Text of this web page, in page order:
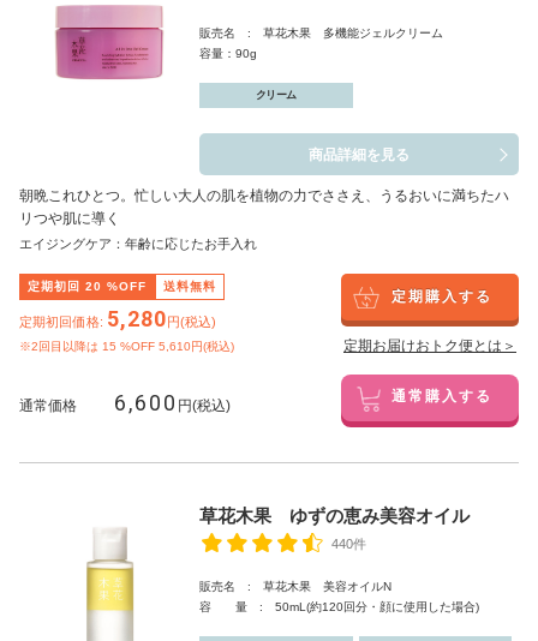
販売名 : 草花木果 多機能ジェルクリーム
容量：90g
クリーム
商品詳細を見る
朝晩これひとつ。忙しい大人の肌を植物の力でささえ、うるおいに満ちたハ
リつや肌に導く
エイジングケア：年齢に応じたお手入れ
定期初回 20 %OFF 送料無料
定期初回価格: 5,280円(税込)
※2回目以降は 15 %OFF 5,610円(税込)
定期購入する
定期お届けおトク便とは＞
通常価格 6,600 円(税込) 通常購入する
草花木果 ゆずの恵み美容オイル
440件
販売名 : 草花木果 美容オイルN
容 量 : 50mL(約120回分・顔に使用した場合)